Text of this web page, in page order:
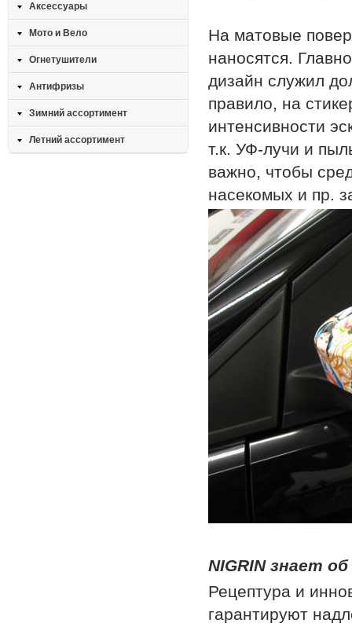
Аксессуары
Мото и Вело
Огнетушители
Антифризы
Зимний ассортимент
Летний ассортимент
На матовые
наносятся.
дизайн служил
правило, на
интенсивности
т.к. УФ-лучи и
важно, чтобы
насекомых и пр.
NIGRIN знает
Рецептура и
гарантируют